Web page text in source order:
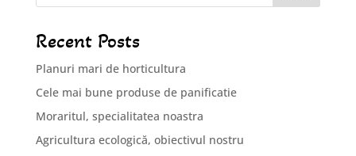
Recent Posts
Planuri mari de horticultura
Cele mai bune produse de panificatie
Moraritul, specialitatea noastra
Agricultura ecologică, obiectivul nostru